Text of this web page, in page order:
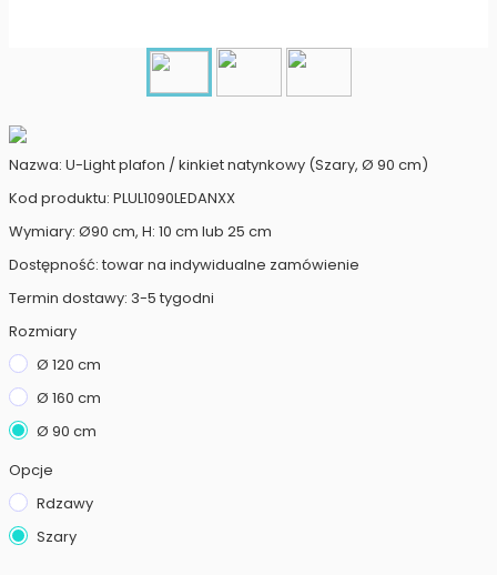
Nazwa: U-Light plafon / kinkiet natynkowy (Szary, Ø 90 cm)
Kod produktu: PLUL1090LEDANXX
Wymiary: Ø90 cm, H: 10 cm lub 25 cm
Dostępność: towar na indywidualne zamówienie
Termin dostawy: 3-5 tygodni
Rozmiary
Ø 120 cm
Ø 160 cm
Ø 90 cm
Opcje
Rdzawy
Szary